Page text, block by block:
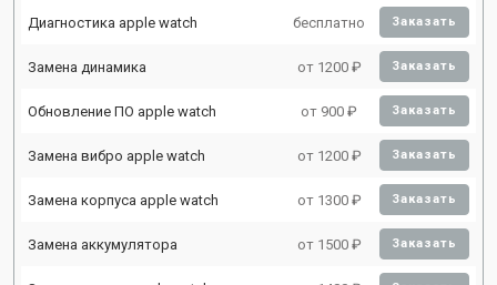
Диагностика apple watch бесплатно Заказать
Замена динамика от 1200 ₽ Заказать
Обновление ПО apple watch от 900 ₽ Заказать
Замена вибро apple watch от 1200 ₽ Заказать
Замена корпуса apple watch от 1300 ₽ Заказать
Замена аккумулятора от 1500 ₽ Заказать